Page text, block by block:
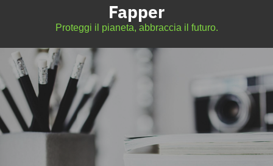
Fapper
Proteggi il pianeta, abbraccia il futuro.